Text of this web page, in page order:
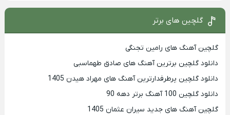
گلچین های برتر
گلچین آهنگ های رامین تجنگی
دانلود گلچین برترین آهنگ های صادق طهماسبی
دانلود گلچین پرطرفدارترین آهنگ های مهراد هیدن 1405
دانلود گلچین 100 آهنگ برتر دهه 90
گلچین آهنگ های جدید سیران عثمان 1405